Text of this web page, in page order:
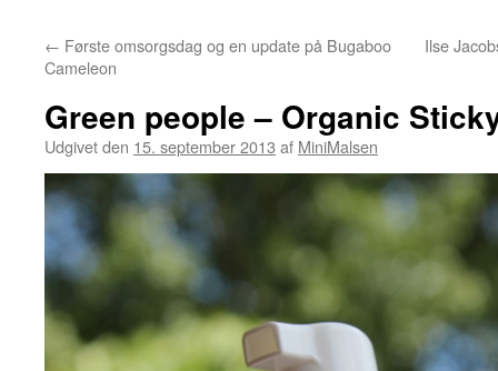
← Første omsorgsdag og en update på Bugaboo
Cameleon
Ilse
Green people – Organic
Udgivet den 15. september 2013 af MiniMalsen